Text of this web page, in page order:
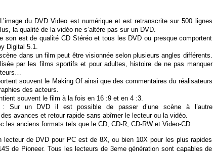
du DVD Video est numérique et est retranscrite sur 500 lignes
la qualité de la vidéo ne s’altère pas sur un DVD.
son est de qualité CD Stéréo et tous les DVD ou presque comportent
Digital 5.1.
dans un film peut être visionnée selon plusieurs angles différents.
par les films sportifs et pour adultes, histoire de ne pas manquer
souvent le Making Of ainsi que des commentaires du réalisateurs
des acteurs.
souvent le film à la fois en 16 :9 et en 4 :3.
: Sur un DVD il est possible de passer d’une scène à l’autre
avances et retour rapide sans abîmer le lecteur ou la vidéo.
les anciens formats tels que le CD, CD-R, CD-RW et Video-CD.
lecteur de DVD pour PC est de 8X, ou bien 10X pour les plus rapides
de Pioneer. Tous les lecteurs de 3eme génération sont capables de